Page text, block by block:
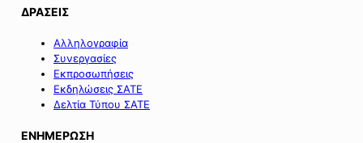
ΔΡΑΣΕΙΣ
Αλληλογραφία
Συνεργασίες
Εκπροσωπήσεις
Εκδηλώσεις ΣΑΤΕ
Δελτία Τύπου ΣΑΤΕ
ΕΝΗΜΕΡΩΣΗ